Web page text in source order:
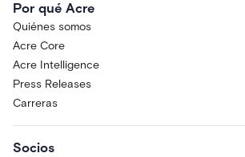
Por qué Acre
Quiénes somos
Acre Core
Acre Intelligence
Press Releases
Carreras
Socios